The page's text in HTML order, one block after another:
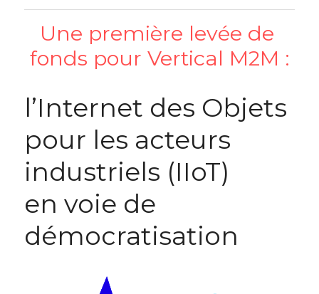
Une première levée de
fonds pour Vertical M2M :
l’Internet des Objets
pour les acteurs
industriels (IIoT)
en voie de
démocratisation